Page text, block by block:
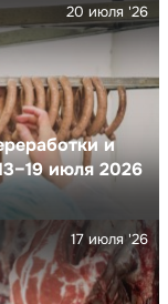
и
июля 2026
20 июля '26
17 июля '26